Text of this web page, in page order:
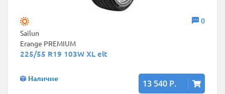
0
Sailun
Erange PREMIUM
225/55 R19 103W XL elt
Наличие 13 540 Р.